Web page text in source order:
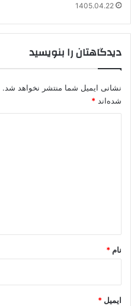
1405.04.22
دیدگاهتان را بنویسید
نشانی ایمیل شما منتشر نخواهد شد.
شده‌اند *
نام *
ایمیل *